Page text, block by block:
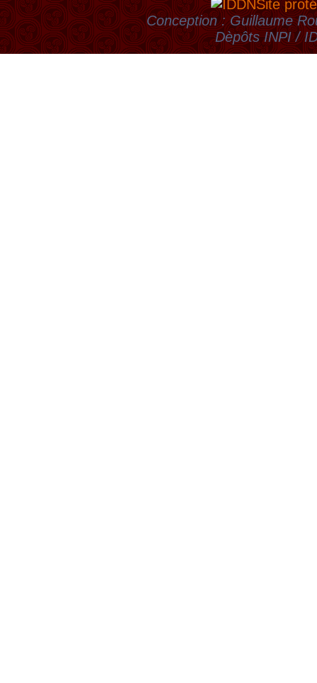
Site
Conception : Guillaume
Dèpôts INPI /